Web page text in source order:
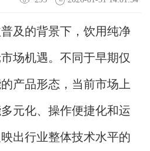
及的背景下， 饮用纯净
场机遇。不同于早期仅
产品形态，当前市场上
元化、操作便捷化和运
出行业整体技术水平的